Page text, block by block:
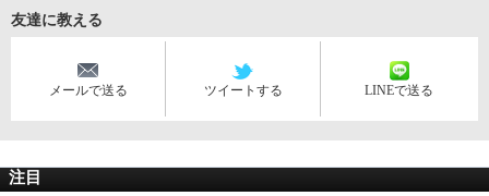
友達に教える
メールで送る ツイートする LINEで送る
注目